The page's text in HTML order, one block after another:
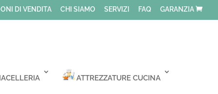
DI VENDITA CHI SIAMO SERVIZI FAQ GARANZIA
ATTREZZATURE CUCINA